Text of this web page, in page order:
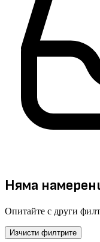
Няма
Опитайте с други
Изчисти филтрите